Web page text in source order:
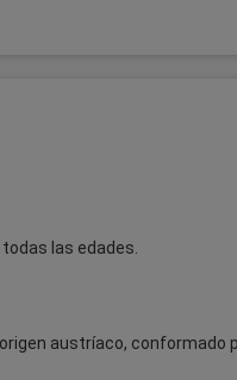
las edades.
austríaco, conformado